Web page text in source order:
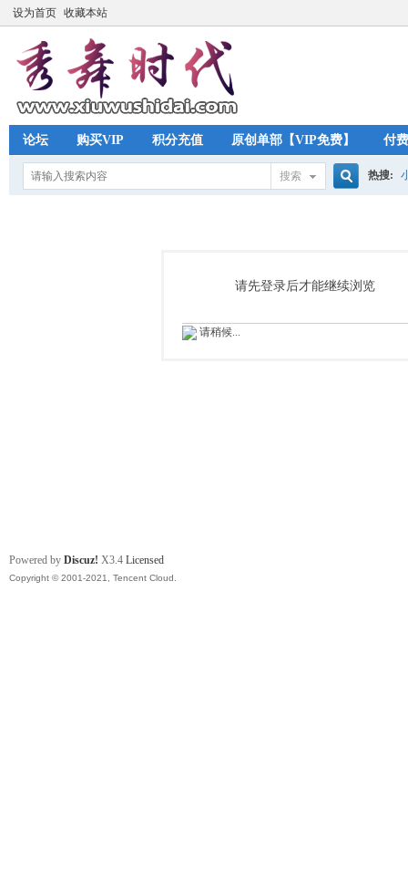
设为首页 收藏本站
论坛 购买VIP 积分充值 原创单部【VIP免费】 付
搜索
索
热搜:
请先登录后才能继续浏览
请稍候...
Powered by Discuz! X3.4 Licensed
Copyright © 2001-2021, Tencent Cloud.